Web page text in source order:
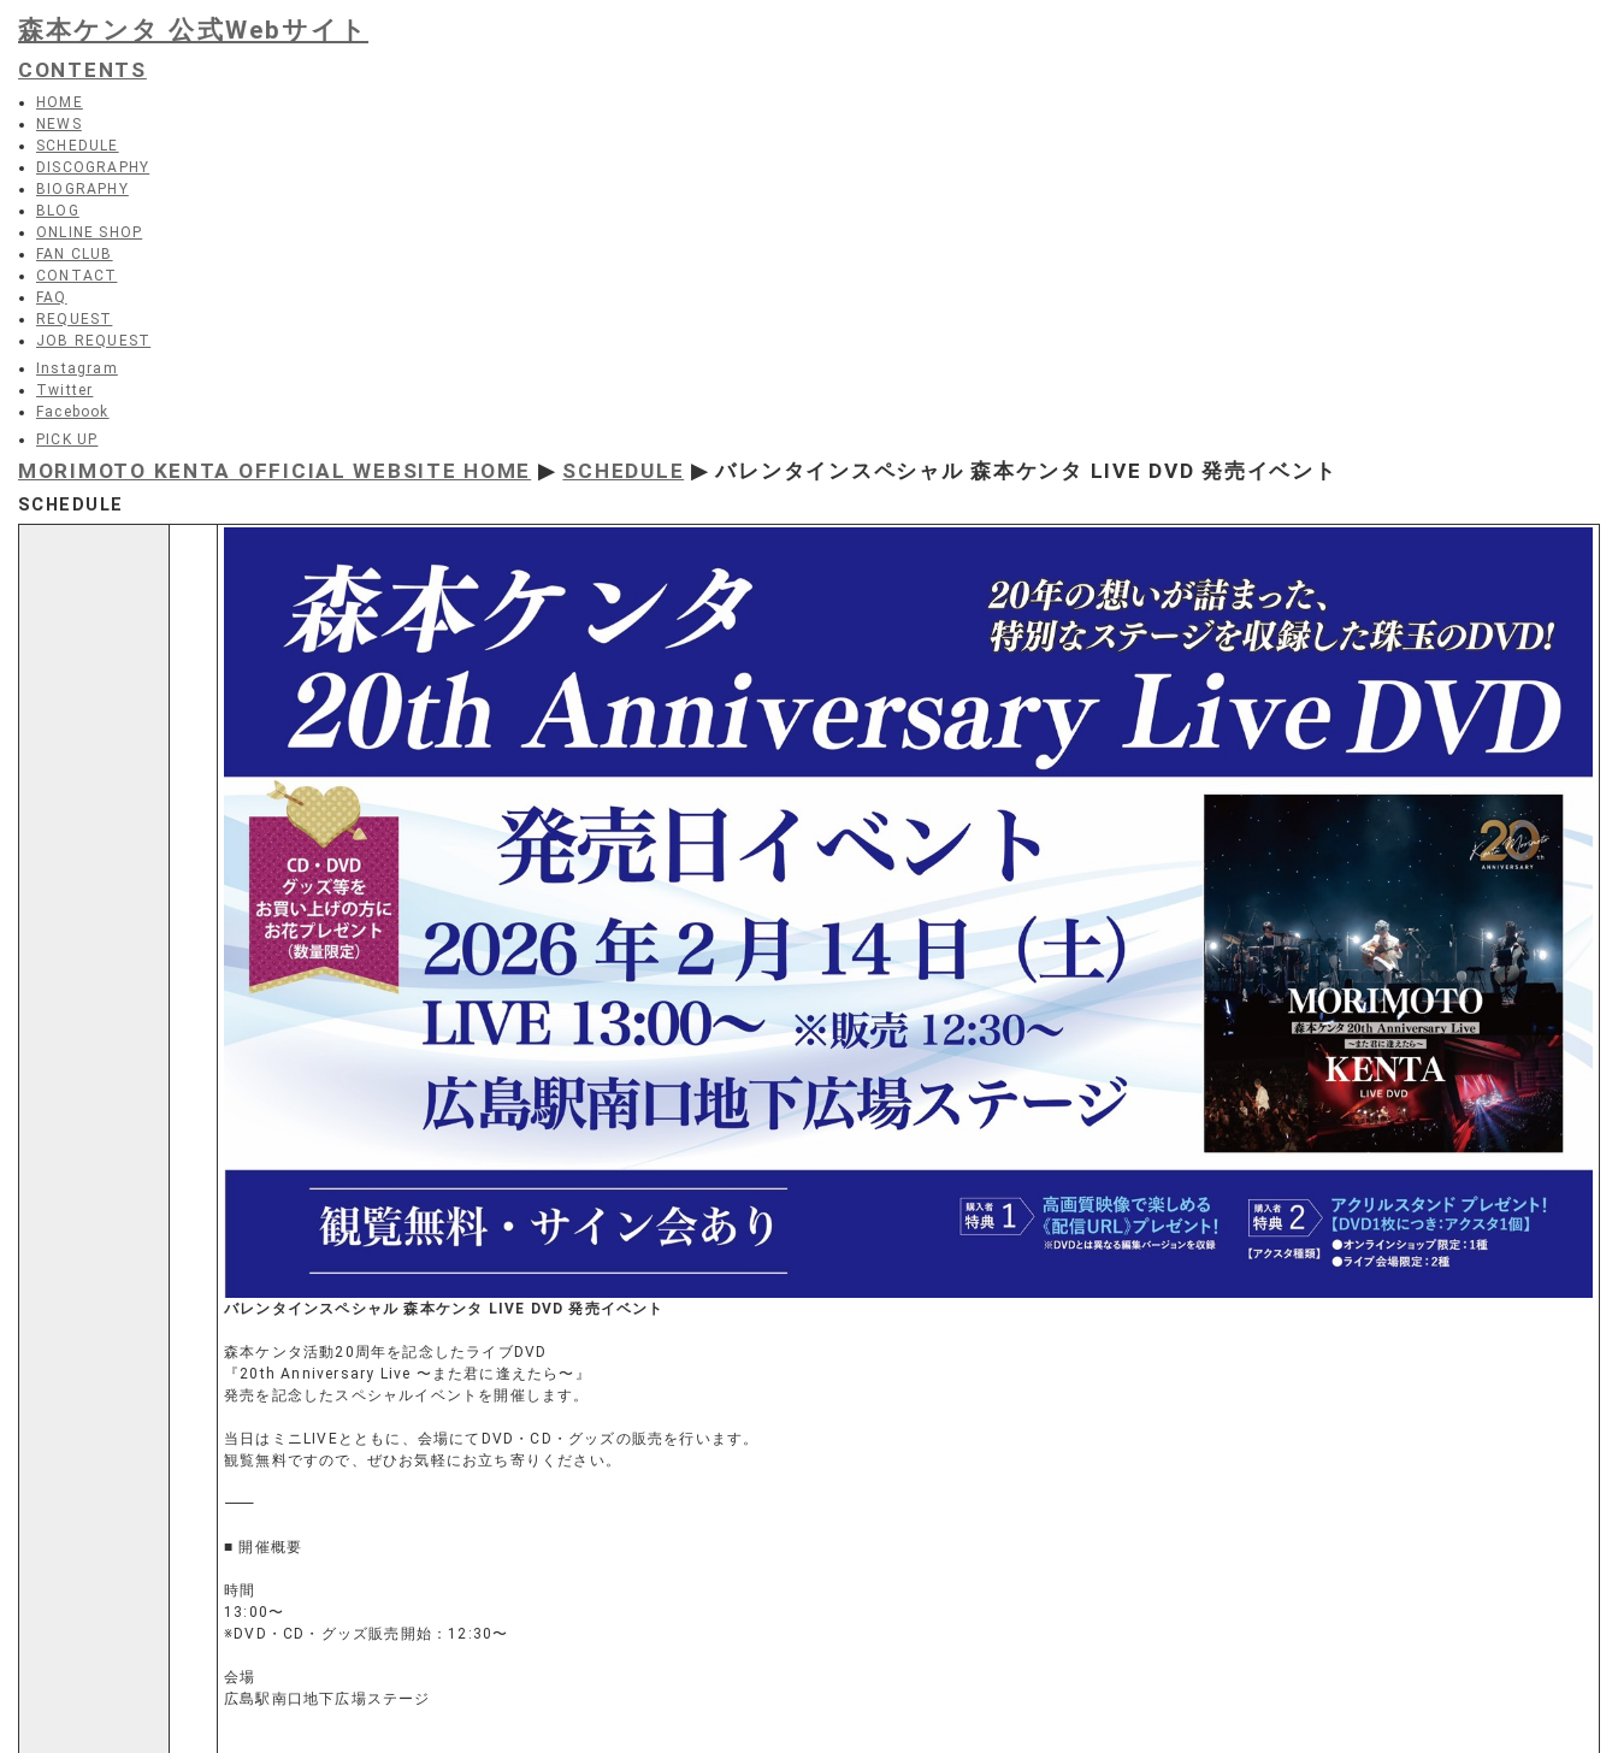
森本ケンタ 公式Webサイト
CONTENTS
HOME
NEWS
SCHEDULE
DISCOGRAPHY
BIOGRAPHY
BLOG
ONLINE SHOP
FAN CLUB
CONTACT
FAQ
REQUEST
JOB REQUEST
Instagram
Twitter
Facebook
PICK UP
MORIMOTO KENTA OFFICIAL WEBSITE HOME ▶ SCHEDULE ▶ バレンタインスペシャル 森本ケンタ LIVE DVD 発売イベント
SCHEDULE
バレンタインスペシャル 森本ケンタ LIVE DVD 発売イベント
森本ケンタ活動20周年を記念したライブDVD
『20th Anniversary Live 〜また君に逢えたら〜』
発売を記念したスペシャルイベントを開催します。
当日はミニLIVEとともに、会場にてDVD・CD・グッズの販売を行います。
観覧無料ですので、ぜひお気軽にお立ち寄りください。
⸻
■ 開催概要
時間
13:00〜
※DVD・CD・グッズ販売開始：12:30〜
会場
広島駅南口地下広場ステージ